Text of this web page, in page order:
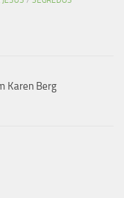
Karen Berg